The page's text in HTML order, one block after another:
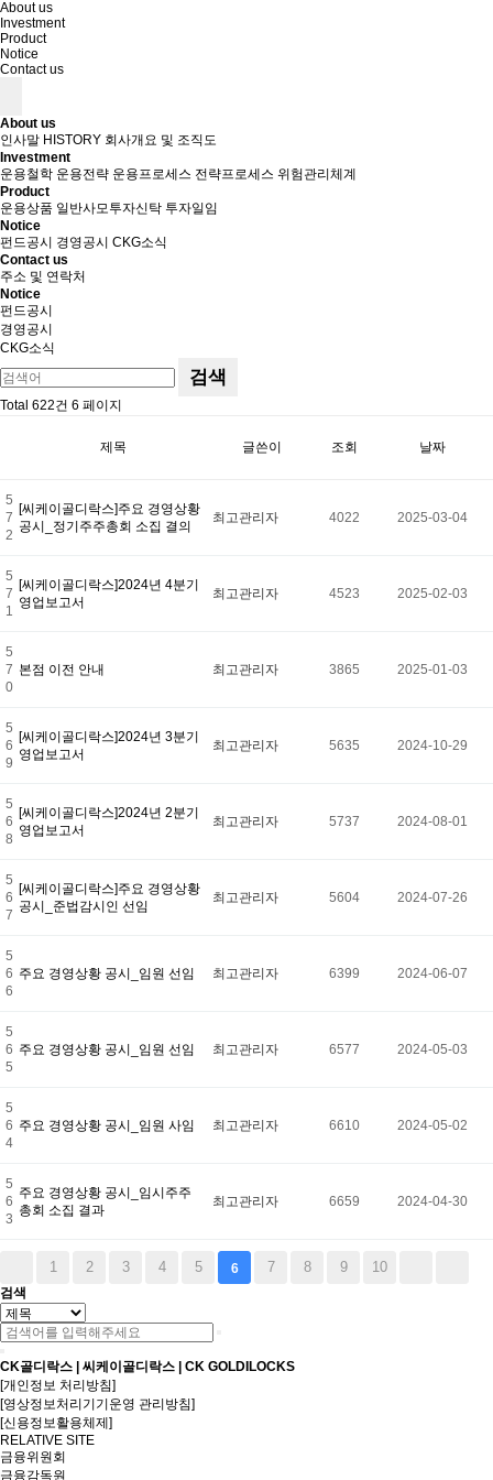
About us
Investment
Product
Notice
Contact us
About us
인사말 HISTORY 회사개요 및 조직도
Investment
운용철학 운용전략 운용프로세스 전략프로세스 위험관리체계
Product
운용상품 일반사모투자신탁 투자일임
Notice
펀드공시
경영공시 CKG소식
Contact us
주소 및 연락처
Notice
펀드공시
경영공시
CKG소식
검색
Total 622건 6 페이지
제목 글쓴이 조회 날짜
5
7
2
[씨케이골디락스]주요 경영상황
공시_정기주주총회 소집 결의
최고관리자 4022 2025-03-04
5
7
1
[씨케이골디락스]2024년 4분기
영업보고서
최고관리자 4523 2025-02-03
5
7
0
본점 이전 안내 최고관리자 3865 2025-01-03
5
6
9
[씨케이골디락스]2024년 3분기
영업보고서
최고관리자 5635 2024-10-29
5
6
8
[씨케이골디락스]2024년 2분기
영업보고서
최고관리자 5737 2024-08-01
5
6
7
[씨케이골디락스]주요 경영상황
공시_준법감시인 선임
최고관리자 5604 2024-07-26
5
6
6
주요 경영상황 공시_임원 선임 최고관리자 6399 2024-06-07
5
6
5
주요 경영상황 공시_임원 선임 최고관리자 6577 2024-05-03
5
6
4
주요 경영상황 공시_임원 사임 최고관리자 6610 2024-05-02
5
6
3
주요 경영상황 공시_임시주주
총회 소집 결과
최고관리자 6659 2024-04-30
1 2 3 4 5 6 7 8 9 10
검색
CK골디락스 | 씨케이골디락스 | CK GOLDILOCKS
[개인정보 처리방침]
[영상정보처리기기운영 관리방침]
[신용정보활용체제]
RELATIVE SITE
금융위원회
금융감독원